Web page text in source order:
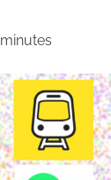
minutes